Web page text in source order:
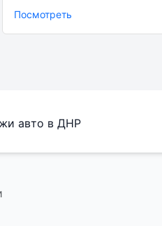
Посмотреть
авто в ДНР